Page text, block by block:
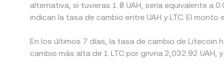
alternativa, si tuvieras 1 ₴ UAH, sería equivalente a
indican la tasa de cambio entre UAH y LTC. El
En los últimos 7 días, la tasa de cambio de Litecoin
cambio más alta de 1 LTC por grivna 2,032.92 UAH,